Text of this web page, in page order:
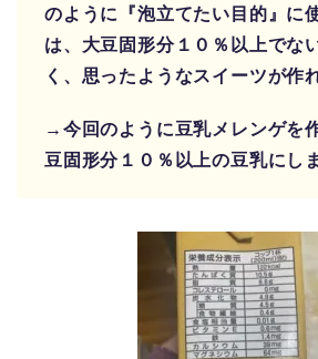
のように『泡立てたい目的』に
は、大豆固形分１０％以上でな
く、思ったようなスイーツが作
→今回のように豆乳メレンゲを
豆固形分１０％以上の豆乳にし